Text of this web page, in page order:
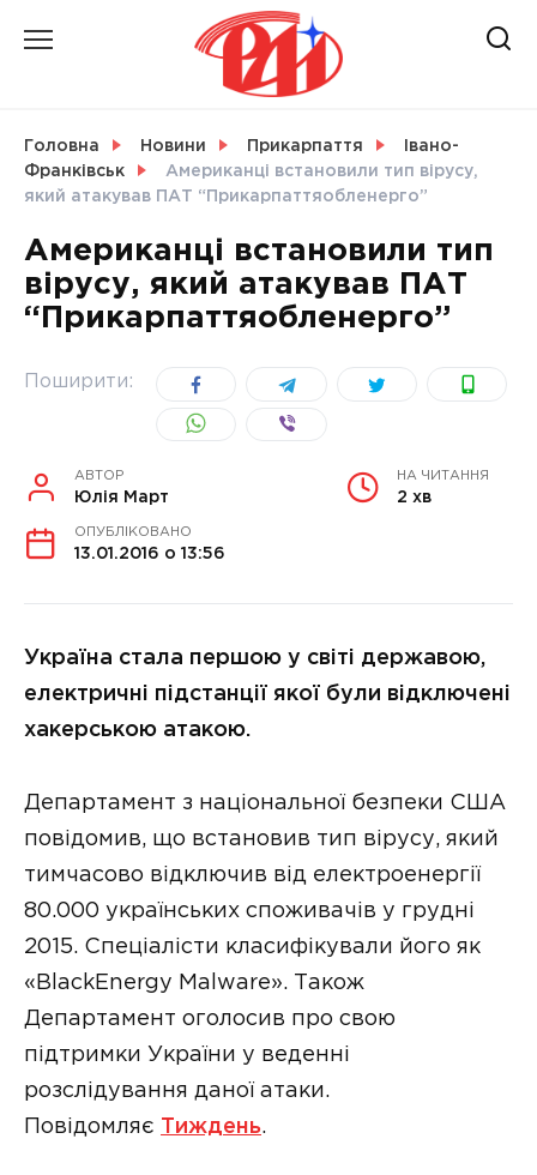
СВІТ
УКРАЇНА
Головна Новини Прикарпаття
Івано-
Франківськ
Американці встановили тип вірусу,
який атакував ПАТ “Прикарпаттяобленерго”
Американці встановили тип
вірусу, який атакував ПАТ
“Прикарпаттяобленерго”
Поширити:
АВТОР
Юлія Март
НА ЧИТАННЯ
2 хв
ОПУБЛІКОВАНО
13.01.2016 о 13:56
Україна стала першою у світі державою,
електричні підстанції якої були відключені
хакерською атакою.
Департамент з національної безпеки США
повідомив, що встановив тип вірусу, який
тимчасово відключив від електроенергії
80.000 українських споживачів у грудні
2015. Спеціалісти класифікували його як
«BlackEnergy Malware». Також
Департамент оголосив про свою
підтримки України у веденні
розслідування даної атаки.
Повідомляє
Тиждень.